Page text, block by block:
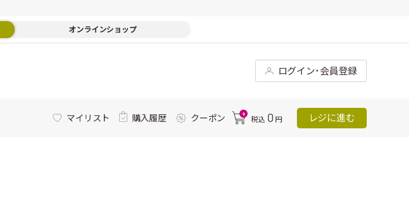
オンラインショップ
ログイン･会員登録
マイリスト 購入履歴 クーポン 0
税込 0 円 レジに進む